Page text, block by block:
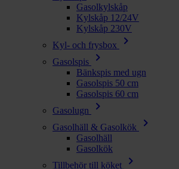
Gasolkylskåp
Kylskåp 12/24V
Kylskåp 230V
Kyl- och frysbox
chevron_right
Gasolspis chevron_right
Bänkspis med ugn
Gasolspis 50 cm
Gasolspis 60 cm
Gasolugn
chevron_right
Gasolhäll & Gasolkök chevron_right
Gasolhäll
Gasolkök
Tillbehör till köket
chevron_right